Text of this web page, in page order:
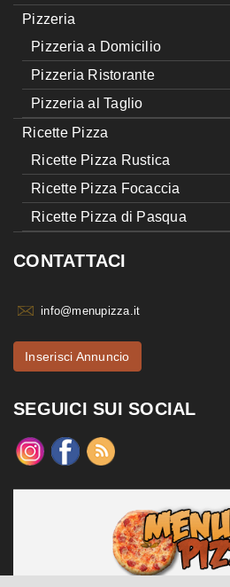
Pizzeria
Pizzeria a Domicilio
Pizzeria Ristorante
Pizzeria al Taglio
Ricette Pizza
Ricette Pizza Rustica
Ricette Pizza Focaccia
Ricette Pizza di Pasqua
CONTATTACI
info@menupizza.it
Inserisci Annuncio
SEGUICI SUI SOCIAL